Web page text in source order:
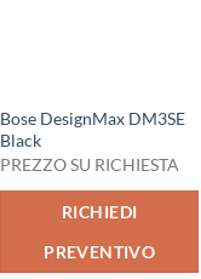
Bose DesignMax DM3SE
Black
PREZZO SU RICHIESTA
RICHIEDI
PREVENTIVO